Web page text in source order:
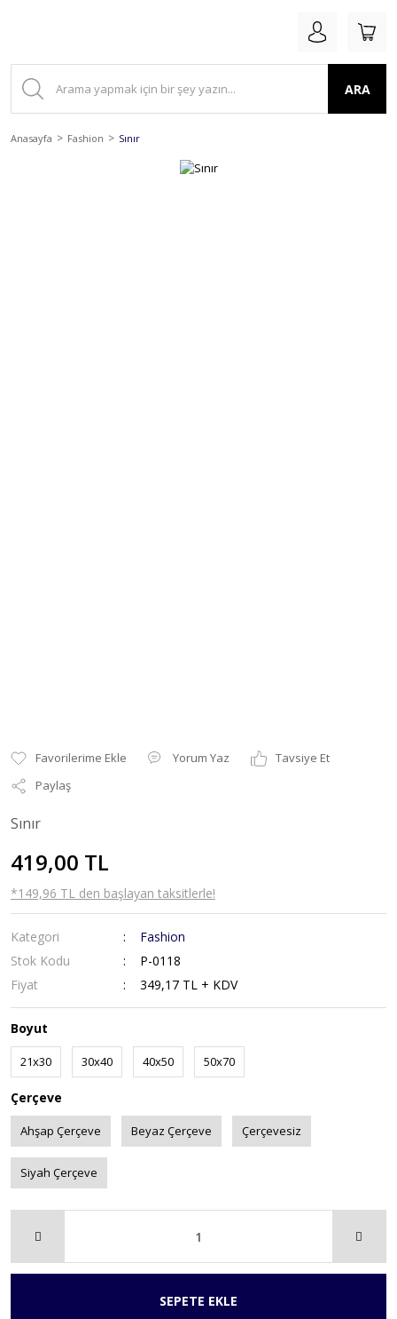
ARA
Anasayfa Fashion Sınır
Yorum Yaz
Tavsiye Et
Paylaş
Sınır
419,00 TL
*149,96 TL den başlayan taksitlerle!
Kategori
Fashion
Stok Kodu
P-0118
Fiyat
349,17 TL + KDV
Boyut
21x30 30x40 40x50 50x70
Çerçeve
Ahşap Çerçeve Beyaz Çerçeve Çerçevesiz
Siyah Çerçeve
SEPETE EKLE